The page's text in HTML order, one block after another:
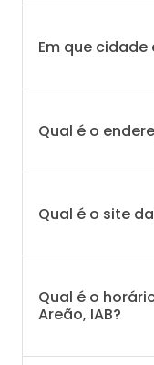
Em que cidade
Qual é o
Qual é o site
Qual é o
Areão, IAB?